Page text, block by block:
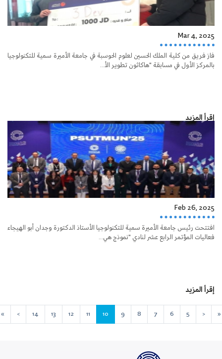
Mar 4, 2025
فاز فريق من كلية الملك الحسين لعلوم الحوسبة في جامعة الأميرة سمية للتكنولوجيا
بالمركز الأول في مسابقة "هاكاثون تطوير الأ...
إقرأ المزيد
Feb 26, 2025
افتتحت رئيس جامعة الأميرة سمية للتكنولوجيا الأستاذ الدكتورة وجدان أبو الهيجاء
فعاليات المؤتمر الرابع عشر لنادي "نموذج هي...
إقرأ المزيد
«
<
5
6
7
8
9
10
11
12
13
14
>
»